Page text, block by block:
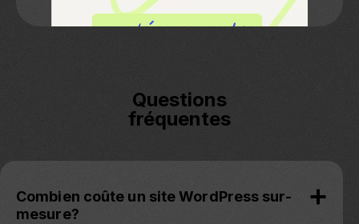
Questions
fréquentes
Combien coûte un site WordPress sur-
mesure?